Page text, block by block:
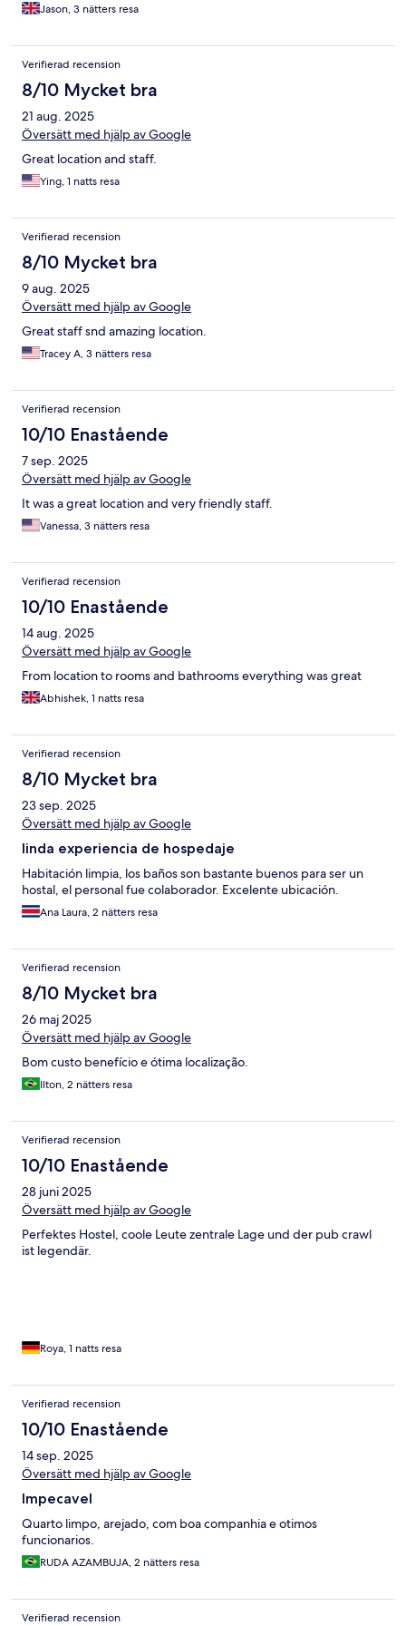
Jason, 3 nätters resa
Verifierad recension
8/10 Mycket bra
21 aug. 2025
Översätt med hjälp av Google
Great location and staff.
Ying, 1 natts resa
Verifierad recension
8/10 Mycket bra
9 aug. 2025
Översätt med hjälp av Google
Great staff snd amazing location.
Tracey A, 3 nätters resa
Verifierad recension
10/10 Enastående
7 sep. 2025
Översätt med hjälp av Google
It was a great location and very friendly staff.
Vanessa, 3 nätters resa
Verifierad recension
10/10 Enastående
14 aug. 2025
Översätt med hjälp av Google
From location to rooms and bathrooms everything was great
Abhishek, 1 natts resa
Verifierad recension
8/10 Mycket bra
23 sep. 2025
Översätt med hjälp av Google
linda experiencia de hospedaje
Habitación limpia, los baños son bastante buenos para ser un
hostal, el personal fue colaborador. Excelente ubicación.
Ana Laura, 2 nätters resa
Verifierad recension
8/10 Mycket bra
26 maj 2025
Översätt med hjälp av Google
Bom custo benefício e ótima localização.
Ilton, 2 nätters resa
Verifierad recension
10/10 Enastående
28 juni 2025
Översätt med hjälp av Google
Perfektes Hostel, coole Leute zentrale Lage und der pub crawl
ist legendär.
Roya, 1 natts resa
Verifierad recension
10/10 Enastående
14 sep. 2025
Översätt med hjälp av Google
Impecavel
Quarto limpo, arejado, com boa companhia e otimos
funcionarios.
RUDA AZAMBUJA, 2 nätters resa
Verifierad recension